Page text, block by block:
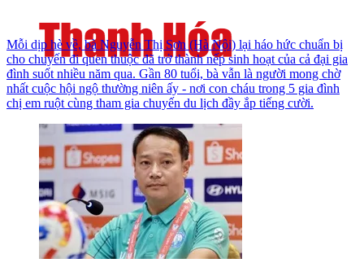
Mỗi dịp hè về, bà Nguyễn Thị Sơn (Hà Nội) lại háo hức chuẩn bị
cho chuyến đi quen thuộc đã trở thành nếp sinh hoạt của cả đại gia
đình suốt nhiều năm qua. Gần 80 tuổi, bà vẫn là người mong chờ
nhất cuộc hội ngộ thường niên ấy - nơi con cháu trong 5 gia đình
chị em ruột cùng tham gia chuyến du lịch đầy ắp tiếng cười.